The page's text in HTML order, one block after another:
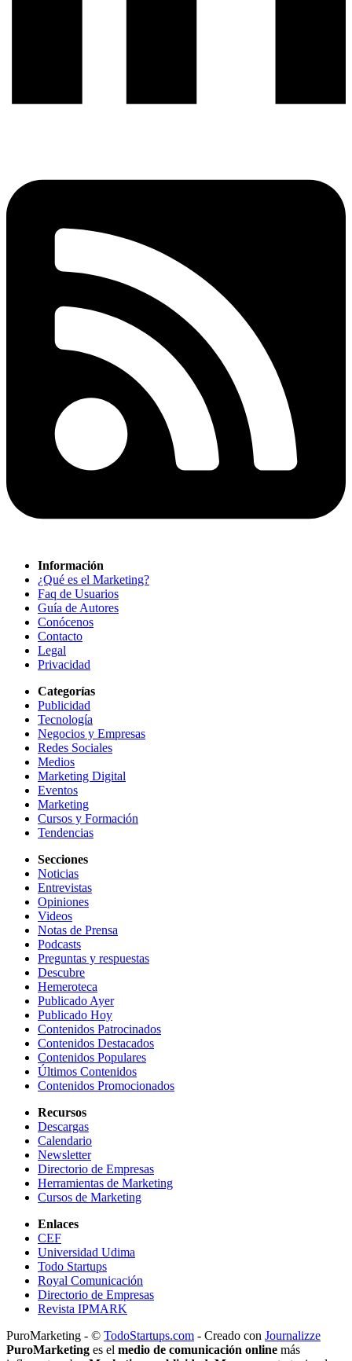
Información
¿Qué es el Marketing?
Faq de Usuarios
Guía de Autores
Conócenos
Contacto
Legal
Privacidad
Categorías
Publicidad
Tecnología
Negocios y Empresas
Redes Sociales
Medios
Marketing Digital
Eventos
Marketing
Cursos y Formación
Tendencias
Secciones
Noticias
Entrevistas
Opiniones
Videos
Notas de Prensa
Podcasts
Preguntas y respuestas
Descubre
Hemeroteca
Publicado Ayer
Publicado Hoy
Contenidos Patrocinados
Contenidos Destacados
Contenidos Populares
Últimos Contenidos
Contenidos Promocionados
Recursos
Descargas
Calendario
Newsletter
Directorio de Empresas
Herramientas de Marketing
Cursos de Marketing
Enlaces
CEF
Universidad Udima
Todo Startups
Royal Comunicación
Directorio de Empresas
Revista IPMARK
PuroMarketing - © TodoStartups.com - Creado con Journalizze
PuroMarketing es el medio de comunicación online más